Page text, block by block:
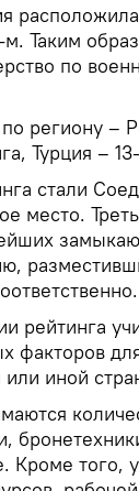
Таким
по
региону –
Турция –
стали
место.
рейтинга
факторов
или иной
Кроме того,